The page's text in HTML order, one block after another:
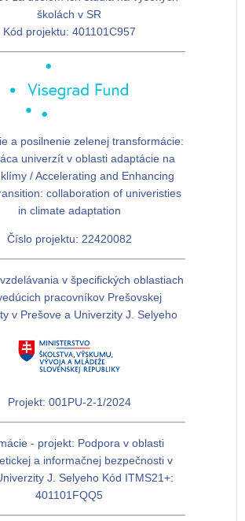
školách v SR
Kód projektu: 401101C957
a posilnenie zelenej transformácie:
univerzít v oblasti adaptácie na
/ Accelerating and Enhancing
collaboration of univeristies
in climate adaptation
Číslo projektu: 22420082
v špecifických oblastiach
pracovníkov Prešovskej
v Prešove a Univerzity J. Selyeho
Projekt: 001PU-2-1/2024
- projekt: Podpora v oblasti
a informačnej bezpečnosti v
J. Selyeho Kód ITMS21+:
401101FQQ5